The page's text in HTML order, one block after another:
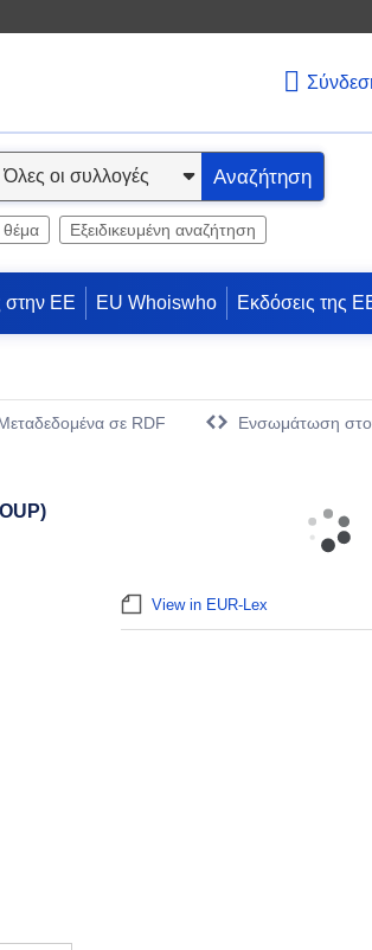
Αναζήτηση
Εξειδικευμένη αναζήτηση
στην ΕΕ EU Whoiswho Εκδόσεις της
σε RDF
Eνσωμάτωση
View in EUR-Lex